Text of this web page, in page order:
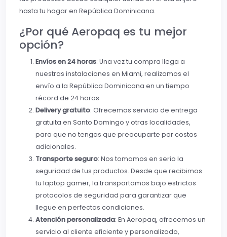
hasta tu hogar en República Dominicana.
¿Por qué Aeropaq es tu mejor
opción?
Envíos en 24 horas: Una vez tu compra llega a
nuestras instalaciones en Miami, realizamos el
envío a la República Dominicana en un tiempo
récord de 24 horas.
Delivery gratuito: Ofrecemos servicio de entrega
gratuita en Santo Domingo y otras localidades,
para que no tengas que preocuparte por costos
adicionales.
Transporte seguro: Nos tomamos en serio la
seguridad de tus productos. Desde que recibimos
tu laptop gamer, la transportamos bajo estrictos
protocolos de seguridad para garantizar que
llegue en perfectas condiciones.
Atención personalizada: En Aeropaq, ofrecemos un
servicio al cliente eficiente y personalizado,